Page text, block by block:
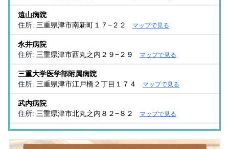
遠山病院
住所: 三重県津市南新町１７−２２ マップで見る
永井病院
住所: 三重県津市西丸之内２９−２９ マップで見る
三重大学医学部附属病院
住所: 三重県津市江戸橋２丁目１７４ マップで見る
武内病院
住所: 三重県津市北丸之内８２−８２ マップで見る
奥田医院
住所:三重県津市半田１４８１−２ マップで見る